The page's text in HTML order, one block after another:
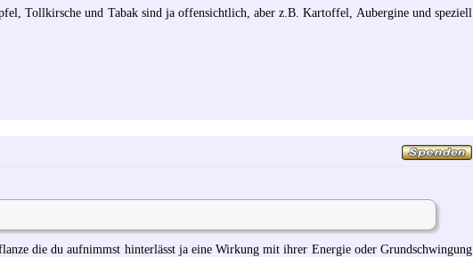
Tollkirsche und Tabak sind ja offensichtlich, aber z.B. Kartoffel, Aubergine und speziell
die du aufnimmst hinterlässt ja eine Wirkung mit ihrer Energie oder Grundschwingung